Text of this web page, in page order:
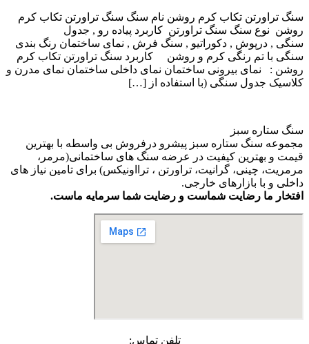
سنگ تراورتن تکاب کرم روشن نام سنگ سنگ تراورتن تکاب کرم
روشن نوع سنگ سنگ تراورتن کاربرد پیاده رو , جدول
سنگی , درپوش , دکوراتیو , سنگ فرش , نمای ساختمان رنگ بندی
سنگی با تم رنگی کرم و روشن کاربرد سنگ تراورتن تکاب کرم
روشن : نمای بیرونی ساختمان نمای داخلی ساختمان نمای مدرن و
کلاسیک جدول سنگی (با استفاده از […]
سنگ ستاره سبز
مجموعه سنگ ستاره سبز پیشرو درفروش بی واسطه با بهترین
قیمت و بهترین کیفیت در عرضه سنگ های ساختمانی(مرمر،
مرمریت، چینی، گرانیت، تراورتن ، ترااونیکس) برای تامین نیاز های
داخلی و با بازارهای خارجی.
افتخار ما رضایت شماست و رضایت شما سرمایه ماست.
تلفن تماس: